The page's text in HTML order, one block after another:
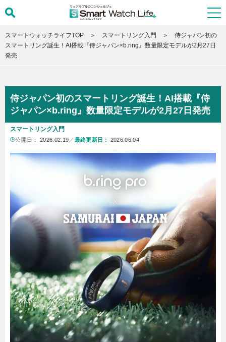
スマートウォッチライフTOP スマートリング入門
侍ジャパン初の
スマートリング誕生！AI搭載『侍ジャパン×b.ring』数量限定モデルが2月27日
発売
侍ジャパン初のスマートリング誕生！AI搭載『侍
ジャパン×b.ring』数量限定モデルが2月27日発売
スマートリング入門
公開日： 2026.02.19 ／ 最終更新日： 2026.06.04